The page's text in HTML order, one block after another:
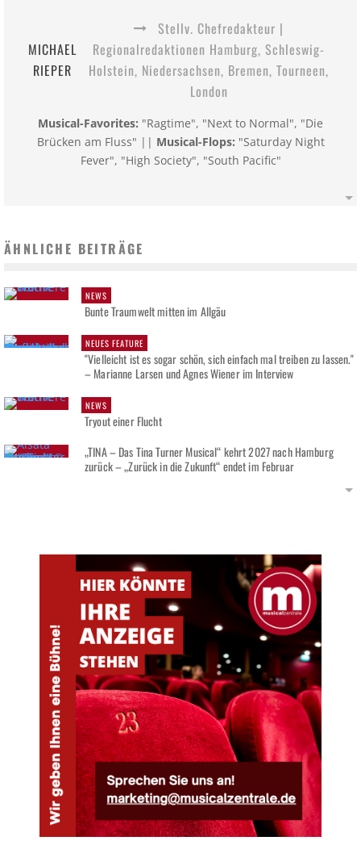
MICHAEL
RIEPER
Stellv. Chefredakteur |
Regionalredaktionen Hamburg, Schleswig-
Holstein, Niedersachsen, Bremen, Tourneen,
London
Musical-Favorites: "Ragtime", "Next to Normal", "Die
Brücken am Fluss" || Musical-Flops: "Saturday Night
Fever", "High Society", "South Pacific"
ÄHNLICHE BEITRÄGE
NEWS
Bunte Traumwelt mitten im Allgäu
NEUES FEATURE
"Vielleicht ist es sogar schön, sich einfach mal treiben zu lassen."
– Marianne Larsen und Agnes Wiener im Interview
NEWS
Tryout einer Flucht
„TINA – Das Tina Turner Musical“ kehrt 2027 nach Hamburg
zurück – „Zurück in die Zukunft“ endet im Februar